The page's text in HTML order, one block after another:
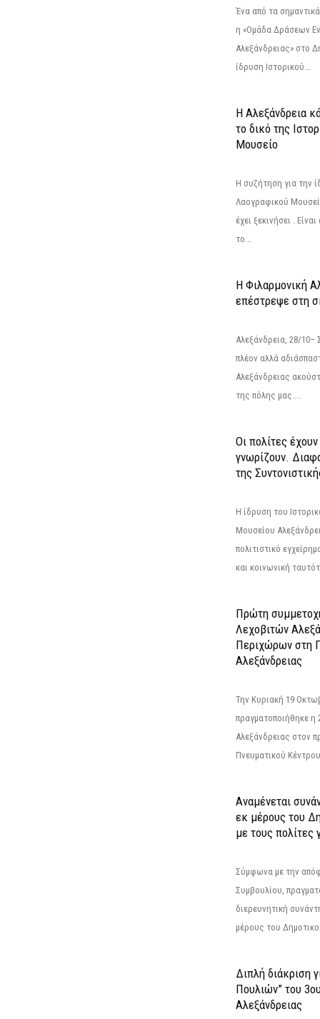
Ένα από τα
η «Ομάδα Δράσεων
Αλεξάνδρειας» στο
ίδρυση Ιστορικού...
Η Αλεξάνδρεια
το δικό της
Μουσείο
Η συζήτηση για την
Λαογραφικού
έχει ξεκινήσει .
το...
Η Φιλαρμονική
επέστρεψε στη
Αλεξάνδρεια, 28/
πλέον αλλά
Αλεξάνδρειας
της πόλης μας....
Οι πολίτες
γνωρίζουν.
της
Η ίδρυση του
Μουσείου
πολιτιστικό
και κοινωνική
Πρώτη
Λεχοβιτών
Περιχώρων στη
Αλεξάνδρειας
Την Κυριακή 19
πραγματοποιήθηκε η
Αλεξάνδρειας στον
Πνευματικού
Αναμένεται
εκ μέρους του
με τους πολίτες
Σύμφωνα με την
Συμβουλίου,
διερευνητική
μέρους του
Διπλή διάκριση
Πουλιών” του
Αλεξάνδρειας